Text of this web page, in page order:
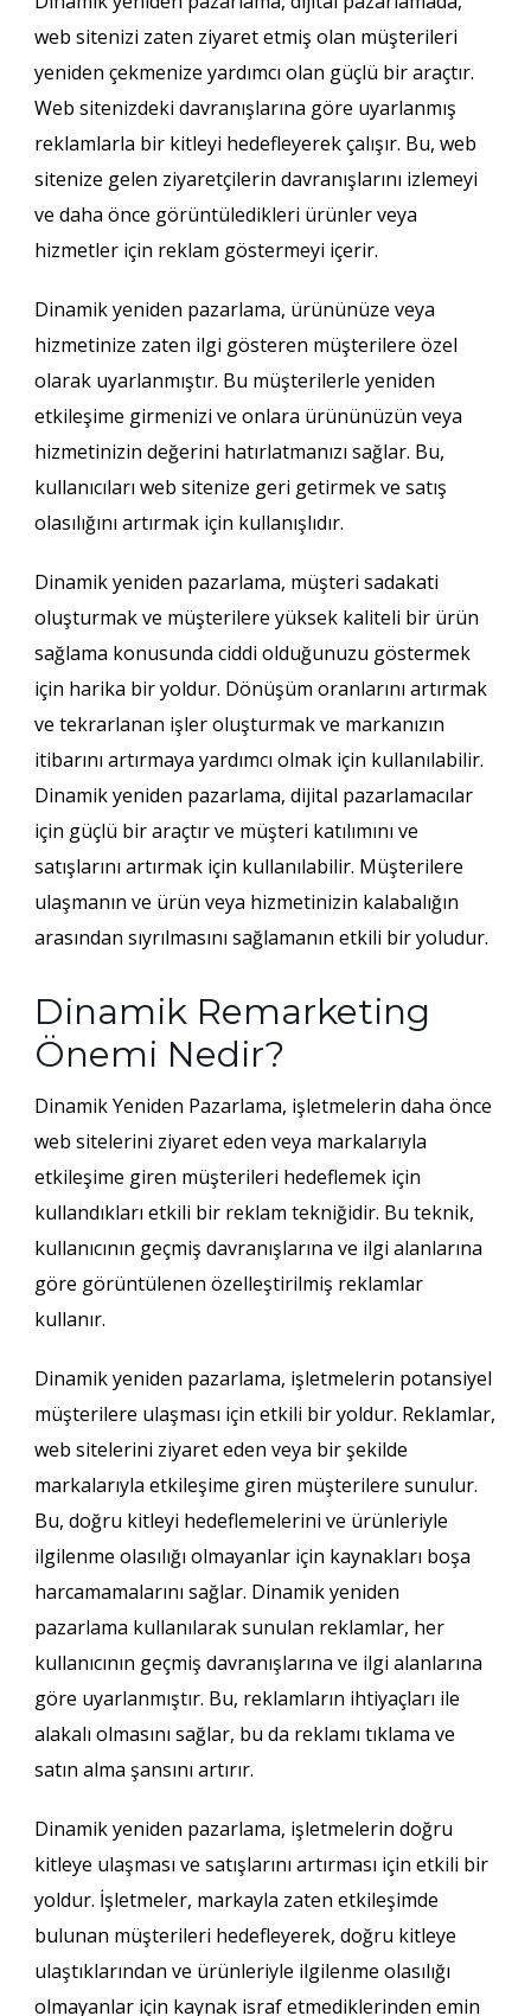
web sitenizi zaten ziyaret etmiş olan müşterileri
yeniden çekmenize yardımcı olan güçlü bir araçtır.
Web sitenizdeki davranışlarına göre uyarlanmış
reklamlarla bir kitleyi hedefleyerek çalışır. Bu, web
sitenize gelen ziyaretçilerin davranışlarını izlemeyi
ve daha önce görüntüledikleri ürünler veya
hizmetler için reklam göstermeyi içerir.
Dinamik yeniden pazarlama, ürününüze veya
hizmetinize zaten ilgi gösteren müşterilere özel
olarak uyarlanmıştır. Bu müşterilerle yeniden
etkileşime girmenizi ve onlara ürününüzün veya
hizmetinizin değerini hatırlatmanızı sağlar. Bu,
kullanıcıları web sitenize geri getirmek ve satış
olasılığını artırmak için kullanışlıdır.
Dinamik yeniden pazarlama, müşteri sadakati
oluşturmak ve müşterilere yüksek kaliteli bir ürün
sağlama konusunda ciddi olduğunuzu göstermek
için harika bir yoldur. Dönüşüm oranlarını artırmak
ve tekrarlanan işler oluşturmak ve markanızın
itibarını artırmaya yardımcı olmak için kullanılabilir.
Dinamik yeniden pazarlama, dijital pazarlamacılar
için güçlü bir araçtır ve müşteri katılımını ve
satışlarını artırmak için kullanılabilir. Müşterilere
ulaşmanın ve ürün veya hizmetinizin kalabalığın
arasından sıyrılmasını sağlamanın etkili bir yoludur.
Dinamik Remarketing
Önemi Nedir?
Dinamik Yeniden Pazarlama, işletmelerin daha önce
web sitelerini ziyaret eden veya markalarıyla
etkileşime giren müşterileri hedeflemek için
kullandıkları etkili bir reklam tekniğidir. Bu teknik,
kullanıcının geçmiş davranışlarına ve ilgi alanlarına
göre görüntülenen özelleştirilmiş reklamlar
kullanır.
Dinamik yeniden pazarlama, işletmelerin potansiyel
müşterilere ulaşması için etkili bir yoldur. Reklamlar,
web sitelerini ziyaret eden veya bir şekilde
markalarıyla etkileşime giren müşterilere sunulur.
Bu, doğru kitleyi hedeflemelerini ve ürünleriyle
ilgilenme olasılığı olmayanlar için kaynakları boşa
harcamamalarını sağlar. Dinamik yeniden
pazarlama kullanılarak sunulan reklamlar, her
kullanıcının geçmiş davranışlarına ve ilgi alanlarına
göre uyarlanmıştır. Bu, reklamların ihtiyaçları ile
alakalı olmasını sağlar, bu da reklamı tıklama ve
satın alma şansını artırır.
Dinamik yeniden pazarlama, işletmelerin doğru
kitleye ulaşması ve satışlarını artırması için etkili bir
yoldur. İşletmeler, markayla zaten etkileşimde
bulunan müşterileri hedefleyerek, doğru kitleye
ulaştıklarından ve ürünleriyle ilgilenme olasılığı
olmayanlar için kaynak israf etmediklerinden emin